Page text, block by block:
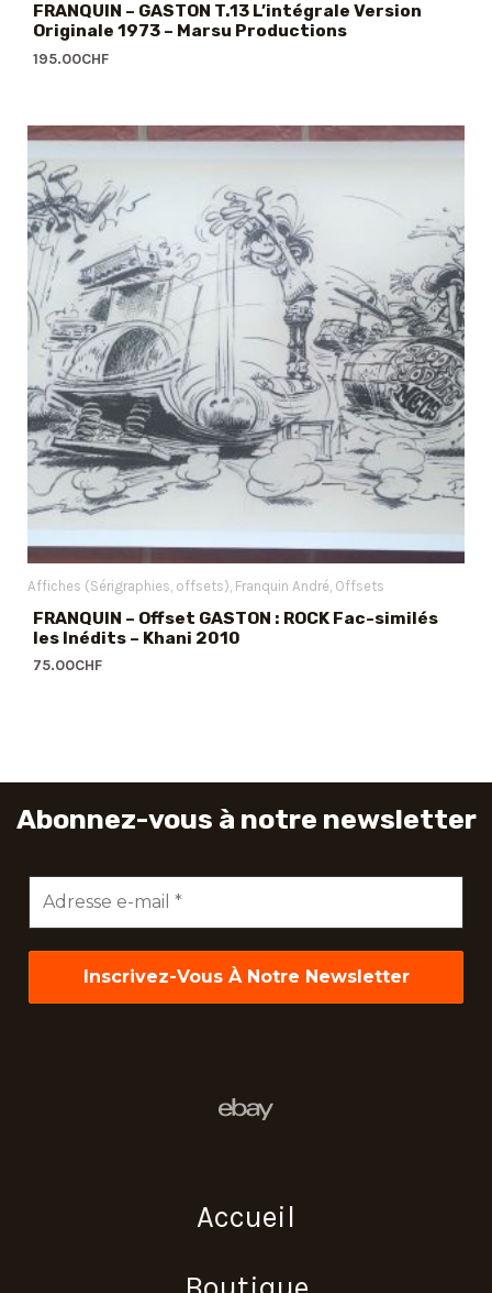
FRANQUIN – GASTON T.13 L’intégrale Version
Originale 1973 – Marsu Productions
195.00CHF
Affiches (Sérigraphies, offsets) Franquin André Offsets
FRANQUIN – Offset GASTON : ROCK Fac-similés
les Inédits – Khani 2010
75.00CHF
Abonnez-vous à notre newsletter
mail
*
Accueil